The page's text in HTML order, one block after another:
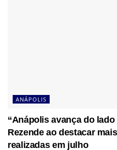
ANÁPOLIS
“Anápolis avança do
Rezende ao destacar
realizadas em julho